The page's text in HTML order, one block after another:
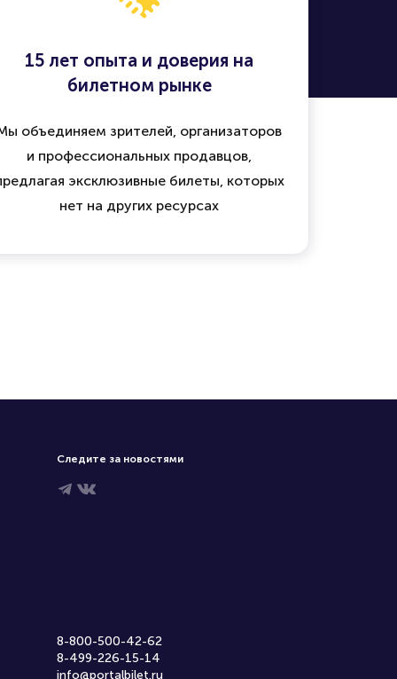
15 лет опыта и доверия на
билетном рынке
объединяем зрителей, организаторов
и профессиональных продавцов,
эксклюзивные билеты, которых
нет на других ресурсах
Следите за новостями
8-800-500-42-62
8-499-226-15-14
info@portalbilet.ru